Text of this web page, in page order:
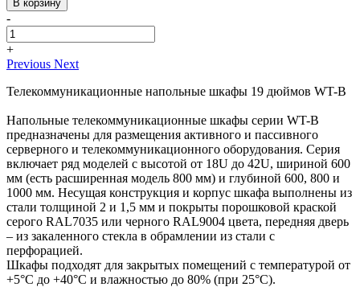
В корзину
-
+
Previous Next
Телекоммуникационные напольные шкафы 19 дюймов WT-B
Напольные телекоммуникационные шкафы серии WT-B
предназначены для размещения активного и пассивного
серверного и телекоммуникационного оборудования. Серия
включает ряд моделей с высотой от 18U до 42U, шириной 600
мм (есть расширенная модель 800 мм) и глубиной 600, 800 и
1000 мм. Несущая конструкция и корпус шкафа выполнены из
стали толщиной 2 и 1,5 мм и покрыты порошковой краской
серого RAL7035 или черного RAL9004 цвета, передняя дверь
– из закаленного стекла в обрамлении из стали с
перфорацией.
Шкафы подходят для закрытых помещений с температурой от
+5°C до +40°C и влажностью до 80% (при 25°C).